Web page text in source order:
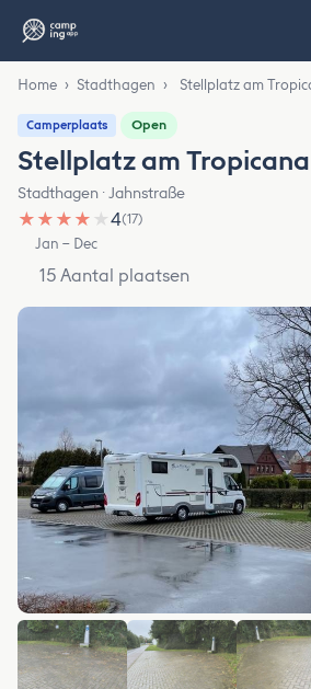
Home › Stadthagen › Stellplatz am
Camperplaats Open
Stellplatz am
Stadthagen · Jahnstraße
★ ★ ★ ★ ★4(17)
Jan – Dec
15 Aantal plaatsen